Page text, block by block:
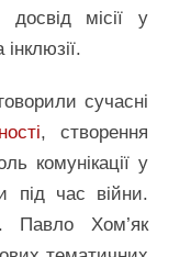
місії у
сучасні
, створення
комунікації у
під час війни.
Павло Хом’як